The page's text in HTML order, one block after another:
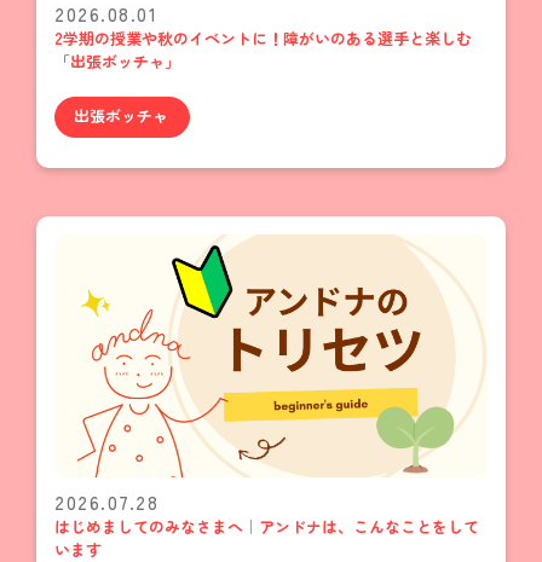
2026.08.01
2学期の授業や秋のイベントに！障がいのある選手と楽しむ
「出張ボッチャ」
出張ボッチャ
2026.07.28
はじめましてのみなさまへ｜アンドナは、こんなことをして
います